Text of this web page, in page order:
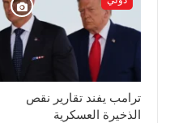
ترامب يفند تقارير نقص
الذخيرة العسكرية